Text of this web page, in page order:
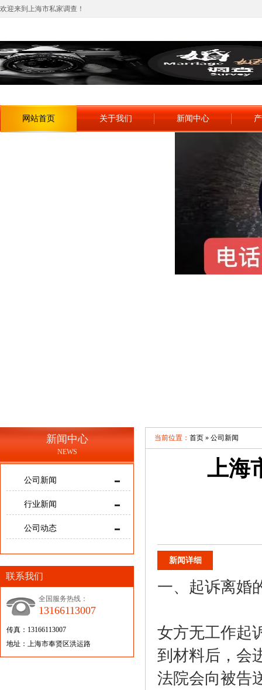
欢迎来到上海市私家调查！
网站首页 关于我们 新闻中心
新闻中心
NEWS
公司新闻
行业新闻
公司动态
联系我们
全国服务热线：
13166113007
传真：13166113007
地址：上海市奉贤区洪运路
当前位置： 首页 » 公司新闻
上海
新闻详细
一、起诉离婚
女方无工作起
到材料后，会
法院会向被告